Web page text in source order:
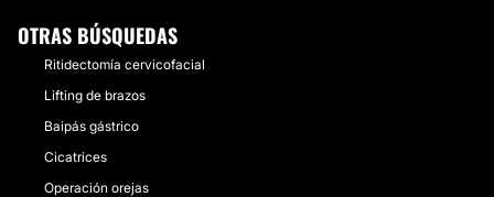
OTRAS BÚSQUEDAS
Ritidectomía cervicofacial
Lifting de brazos
Baipás gástrico
Cicatrices
Operación orejas